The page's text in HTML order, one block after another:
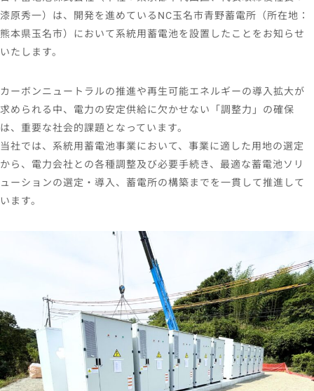
漆原秀一）は、開発を進めているNC玉名市青野蓄電所（所在地：
熊本県玉名市）において系統用蓄電池を設置したことをお知らせ
いたします。
カーボンニュートラルの推進や再生可能エネルギーの導入拡大が
求められる中、電力の安定供給に欠かせない「調整力」の確保
は、重要な社会的課題となっています。
当社では、系統用蓄電池事業において、事業に適した用地の選定
から、電力会社との各種調整及び必要手続き、最適な蓄電池ソリ
ューションの選定・導入、蓄電所の構築までを一貫して推進して
います。